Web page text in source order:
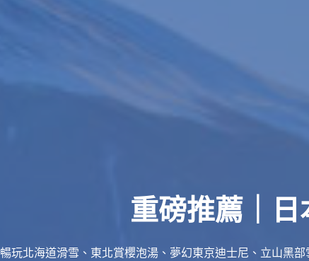
重磅推薦｜
暢玩北海道滑雪、東北賞櫻泡湯、夢幻東京迪士尼、立山黑